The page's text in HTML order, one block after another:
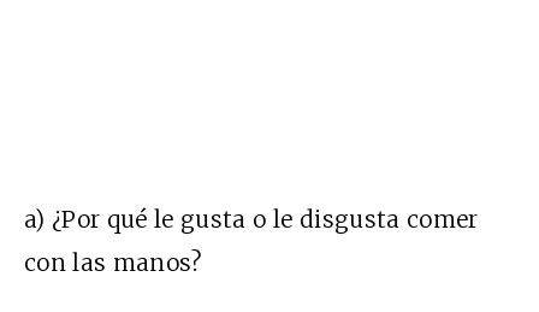
a) ¿Por qué le gusta o le disgusta comer
con las manos?